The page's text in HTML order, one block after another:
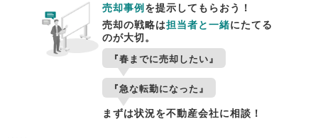
売却事例 を提示してもらおう！
売却の戦略は担当者と一緒にたてる
のが大切。
『春までに売却したい』
『急な転勤になった』
まずは状況を不動産会社に相談！